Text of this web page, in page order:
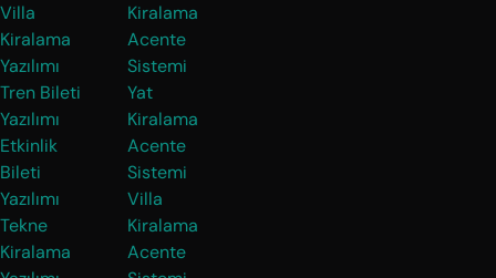
Villa
Kiralama
Yazılımı
Tren Bileti
Yazılımı
Etkinlik
Bileti
Yazılımı
Tekne
Kiralama
Kiralama
Acente
Sistemi
Yat
Kiralama
Acente
Sistemi
Villa
Kiralama
Acente